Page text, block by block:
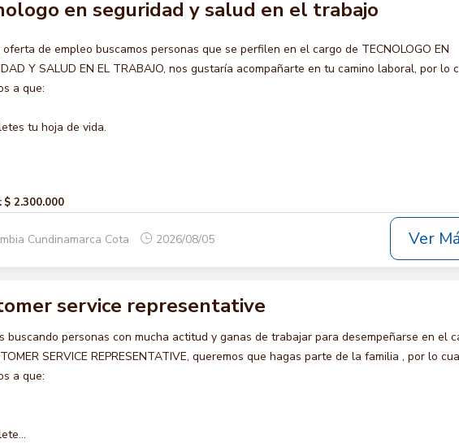
en seguridad y salud en el trabajo
oferta de empleo buscamos personas que se perfilen en el cargo de TECNOLOGO EN
Y SALUD EN EL TRABAJO, nos gustaría acompañarte en tu camino laboral, por lo
a que:
tu hoja de vida.
$ 2.300.000
Cundinamarca Cota 2026/08/05 Ver
service representative
buscando personas con mucha actitud y ganas de trabajar para desempeñarse en el
SERVICE REPRESENTATIVE, queremos que hagas parte de la familia , por lo
a que: